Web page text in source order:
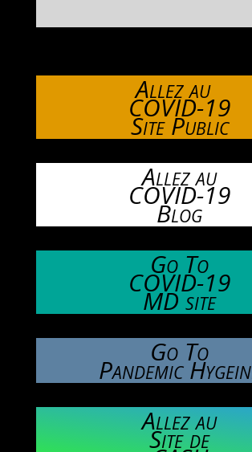
Allez au
COVID-19
Site Public
Allez au
COVID-19
Blog
Go To
COVID-19
MD site
Go To
Pandemic
Allez au
Site de